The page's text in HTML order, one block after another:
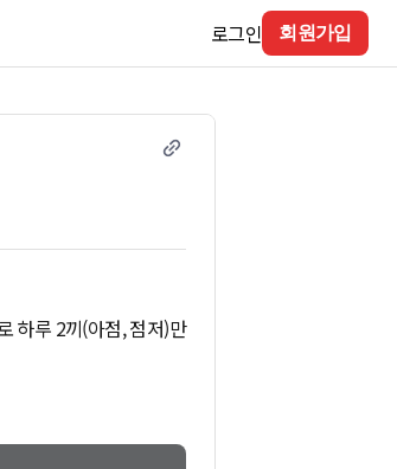
로그인 회원가입
하루 2끼(아점, 점저)만